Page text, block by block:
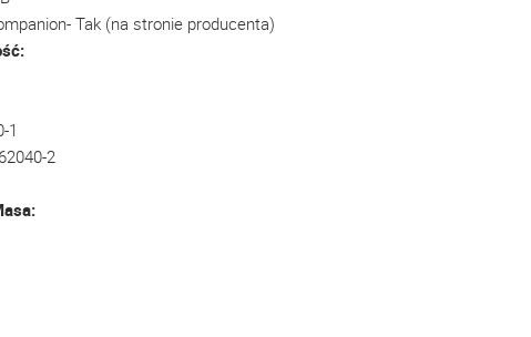
Tak (na stronie producenta)
1
2